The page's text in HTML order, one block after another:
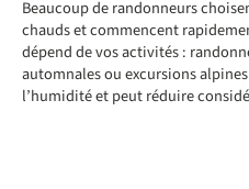
Beaucoup de randonneurs
chauds et commencent
dépend de vos activités :
automnales ou excursions
l’humidité et peut réduire